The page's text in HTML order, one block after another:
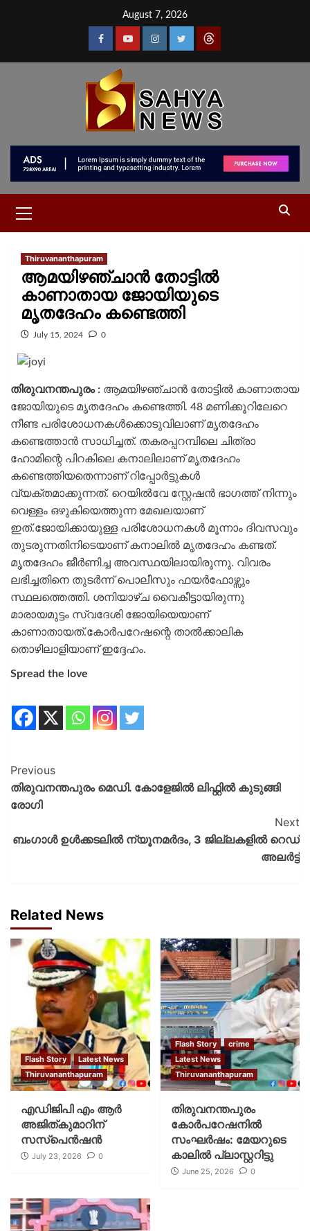
August 7, 2026
Thiruvananthapuram
ആമയിഴഞ്ചാന്‍ തോട്ടില്‍
കാണാതായ ജോയിയുടെ
മൃതദേഹം കണ്ടെത്തി
July 15, 2024 0
തിരുവനന്തപുരം : ആമയിഴഞ്ചാന്‍ തോട്ടില്‍ കാണാതായ
ജോയിയുടെ മൃതദേഹം കണ്ടെത്തി. 48 മണിക്കൂറിലേറെ
നീണ്ട പരിശോധനകള്‍ക്കൊടുവിലാണ് മൃതദേഹം
കണ്ടെത്താന്‍ സാധിച്ചത്. തകരപ്പറമ്പിലെ ചിത്രാ
ഹോമിന്റെ പിറകിലെ കനാലിലാണ് മൃതദേഹം
കണ്ടെത്തിയതെന്നാണ് റിപ്പോർട്ടുകള്‍
വ്യക്തമാക്കുന്നത്. റെയില്‍വേ സ്റ്റേഷന്‍ ഭാഗത്ത് നിന്നും
വെള്ളം ഒഴുകിയെത്തുന്ന മേഖലയാണ്
ഇത്.ജോയിക്കായുള്ള പരിശോധനകള്‍ മൂന്നാം ദിവസവും
തുടരുന്നതിനിടെയാണ് കനാലില്‍ മൃതദേഹം കണ്ടത്.
മൃതദേഹം ജീർണിച്ച അവസ്ഥയിലായിരുന്നു. വിവരം
ലഭിച്ചതിനെ തുടർന്ന് പൊലീസും ഫയർഫോഴ്സും
സ്ഥലത്തെത്തി. ശനിയാഴ്ച വൈകീട്ടായിരുന്നു
മാരായമുട്ടം സ്വദേശി ജോയിയെയാണ്
കാണാതായത്.കോര്‍പറേഷന്റെ താല്‍ക്കാലിക
തൊഴിലാളിയാണ് ഇദ്ദേഹം.
Spread the love
Previous
തിരുവനന്തപുരം മെ‍ഡി. കോളേജിൽ ലിഫ്റ്റിൽ കുടുങ്ങി
രോഗി
Next
ബംഗാൾ ഉൾക്കടലിൽ ന്യൂനമർദം, 3 ജില്ലകളിൽ റെഡ്
അലർട്ട്
Related News
Flash Story
Latest News
Thiruvananthapuram
എഡിജിപി എം ആർ
അജിത്കുമാറിന്
സസ്പെൻഷൻ
July 23, 2026 0
Flash Story
crime
Latest News
Thiruvananthapuram
തിരുവനന്തപുരം
കോര്‍പറേഷനില്‍
സംഘര്‍ഷം: മേയറുടെ
കാലില്‍ പ്ലാസ്റ്ററിട്ടു
June 25, 2026 0